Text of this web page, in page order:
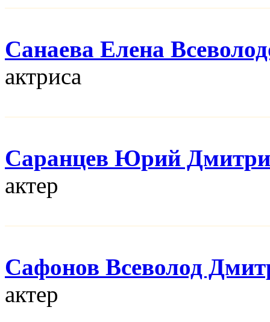
Санаева Елена
актриса
Саранцев Юрий
актер
Сафонов Всеволод
актер